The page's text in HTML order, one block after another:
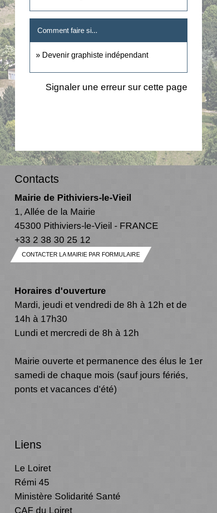
Comment faire si...
Devenir graphiste indépendant
Signaler une erreur sur cette page
Contacts
Mairie de Pithiviers-le-Vieil
1, Allée de la Mairie
45300 Pithiviers-le-Vieil - FRANCE
+33 2 38 30 25 12
CONTACTER LA MAIRIE PAR FORMULAIRE
Horaires d'ouverture
Mardi, jeudi et vendredi de 8h à 12h et de
14h à 17h30
Lundi et mercredi de 8h à 12h
Mairie ouverte et permanence des élus le 1er
samedi de chaque mois (sauf jours fériés,
ponts et vacances d'été)
Liens
Le Loiret
Rémi 45
Ministère Solidarité Santé
CAF du Loiret